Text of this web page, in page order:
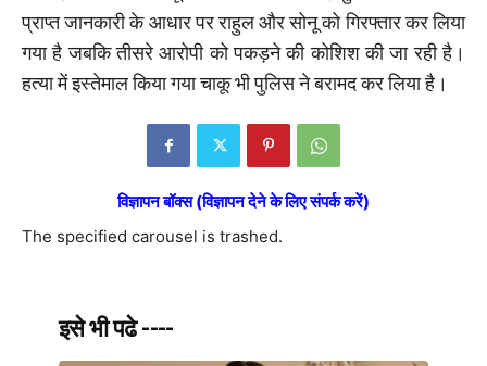
प्राप्त जानकारी के आधार पर राहुल और सोनू को गिरफ्तार कर लिया
गया है जबकि तीसरे आरोपी को पकड़ने की कोशिश की जा रही है।
हत्या में इस्तेमाल किया गया चाकू भी पुलिस ने बरामद कर लिया है।
विज्ञापन बॉक्स (विज्ञापन देने के लिए संपर्क करें)
The specified carousel is trashed.
इसे भी पढे ----